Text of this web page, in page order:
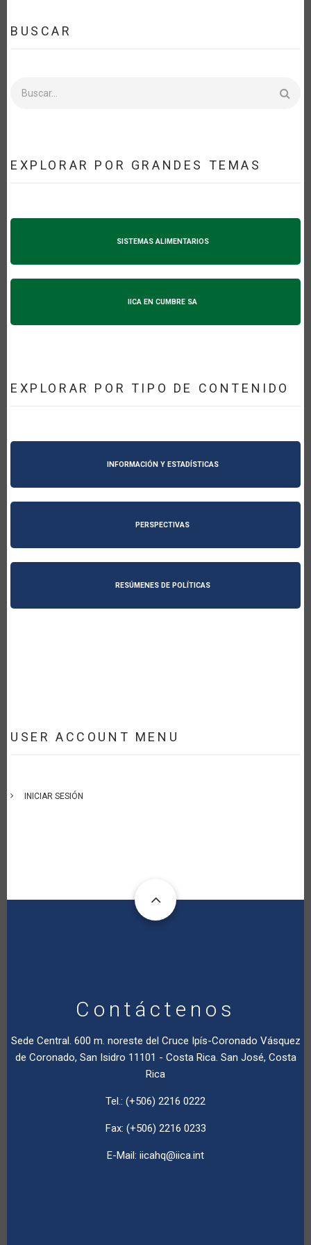
BUSCAR
EXPLORAR POR GRANDES TEMAS
SISTEMAS ALIMENTARIOS
IICA EN CUMBRE SA
EXPLORAR POR TIPO DE CONTENIDO
INFORMACIÓN Y ESTADÍSTICAS
PERSPECTIVAS
RESÚMENES DE POLÍTICAS
USER ACCOUNT MENU
INICIAR SESIÓN
Contáctenos
Sede Central. 600 m. noreste del Cruce Ipís-Coronado Vásquez
de Coronado, San Isidro 11101 - Costa Rica. San José, Costa
Rica
Tel.: (+506) 2216 0222
Fax: (+506) 2216 0233
E-Mail: iicahq@iica.int